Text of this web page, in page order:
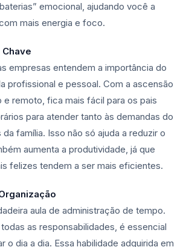
emocional, ajudando você a
mais energia e foco.
empresas entendem a importância do
profissional e pessoal. Com a ascensão
e remoto, fica mais fácil para os pais
para atender tanto às demandas do
família. Isso não só ajuda a reduzir o
aumenta a produtividade, já que
felizes tendem a ser mais eficientes.
aula de administração de tempo.
as responsabilidades, é essencial
o dia a dia. Essa habilidade adquirida em